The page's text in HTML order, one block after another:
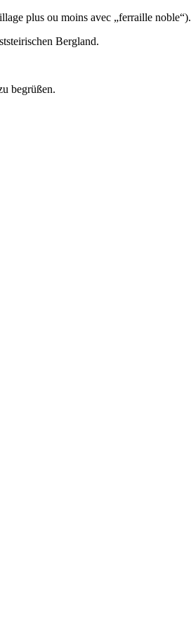
plus ou moins avec „ferraille noble“).
Bergland.
begrüßen.